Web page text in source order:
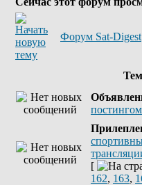
Форум Sat-Digest
[
162, 163,